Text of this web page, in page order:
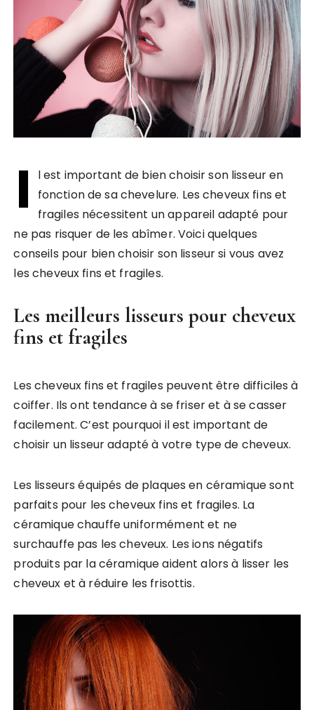
I
l est important de bien choisir son lisseur en
fonction de sa chevelure. Les cheveux fins et
fragiles nécessitent un appareil adapté pour
ne pas risquer de les abîmer. Voici quelques
conseils pour bien choisir son lisseur si vous avez
les cheveux fins et fragiles.
Les meilleurs lisseurs pour cheveux
fins et fragiles
Les cheveux fins et fragiles peuvent être difficiles à
coiffer. Ils ont tendance à se friser et à se casser
facilement. C’est pourquoi il est important de
choisir un lisseur adapté à votre type de cheveux.
Les lisseurs équipés de plaques en céramique sont
parfaits pour les cheveux fins et fragiles. La
céramique chauffe uniformément et ne
surchauffe pas les cheveux. Les ions négatifs
produits par la céramique aident alors à lisser les
cheveux et à réduire les frisottis.